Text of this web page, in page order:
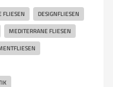
FLIESEN DESIGNFLIESEN
MEDITERRANE FLIESEN